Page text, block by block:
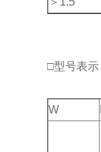
□型号表示
W